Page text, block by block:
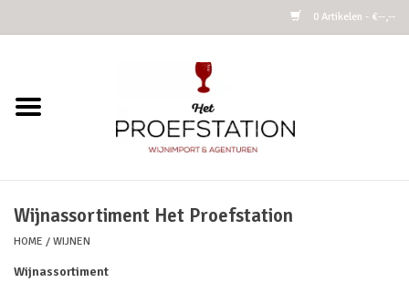
0 Artikelen - €--,--
Cider
Wijnassortiment Het Proefstation
HOME / WIJNEN
Wijnassortiment